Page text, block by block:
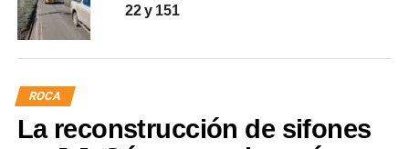
22 y 151
ROCA
La reconstrucción de sifones